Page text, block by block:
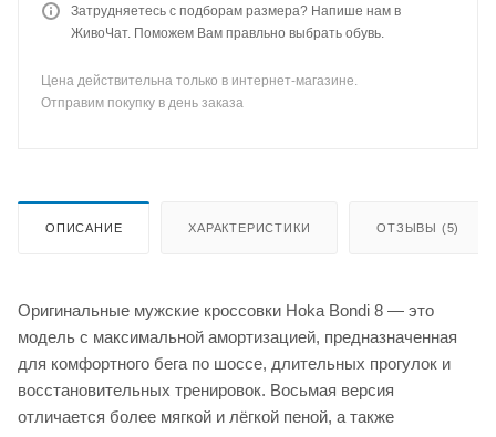
Затрудняетесь с подборам размера? Напише нам в
ЖивоЧат. Поможем Вам правльно выбрать обувь.
Цена действительна только в интернет-магазине.
Отправим покупку в день заказа
ОПИСАНИЕ ХАРАКТЕРИСТИКИ ОТЗЫВЫ (5)
Оригинальные мужские кроссовки Hoka Bondi 8 — это
модель с максимальной амортизацией, предназначенная
для комфортного бега по шоссе, длительных прогулок и
восстановительных тренировок. Восьмая версия
отличается более мягкой и лёгкой пеной, а также